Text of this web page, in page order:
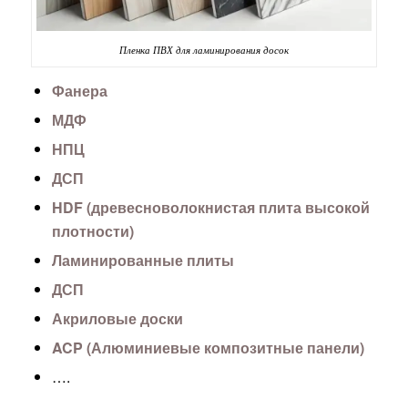
Пленка ПВХ для ламинирования досок
Фанера
МДФ
НПЦ
ДСП
HDF (древесноволокнистая плита высокой
плотности)
Ламинированные плиты
ДСП
Акриловые доски
ACP (Алюминиевые композитные панели)
….